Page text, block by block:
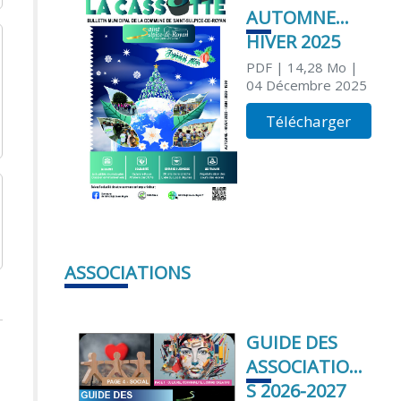
AUTOMNE
HIVER 2025
PDF| 14,28 Mo |
04 Décembre 2025
Télécharger
ASSOCIATIONS
GUIDE DES
ASSOCIATION
S 2026-2027